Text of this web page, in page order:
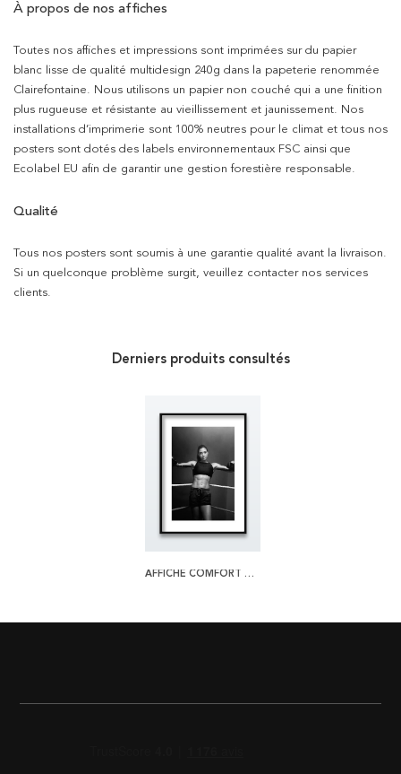
À propos de nos affiches
Toutes nos affiches et impressions sont imprimées sur du papier
blanc lisse de qualité multidesign 240g dans la papeterie renommée
Clairefontaine. Nous utilisons un papier non couché qui a une finition
plus rugueuse et résistante au vieillissement et jaunissement. Nos
installations d’imprimerie sont 100% neutres pour le climat et tous nos
posters sont dotés des labels environnementaux FSC ainsi que
Ecolabel EU afin de garantir une gestion forestière responsable.
Qualité
Tous nos posters sont soumis à une garantie qualité avant la livraison.
Si un quelconque problème surgit, veuillez contacter nos services
clients.
Derniers produits consultés
AFFICHE COMFORT ZONE